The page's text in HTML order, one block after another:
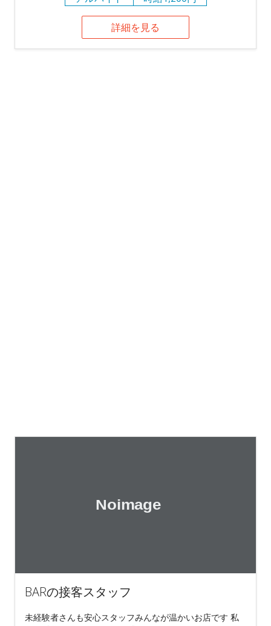
詳細を見る
BARの接客スタッフ
未経験者さんも安心スタッフみんなが温かいお店です 私